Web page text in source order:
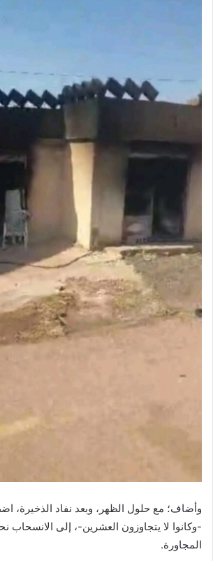
وأضاف؛ مع حلول الظهر، وبعد نفاد الذخيرة،
-وكانوا لا يتجاوزون العشرين-، إلى الانسحاب
المجاورة.